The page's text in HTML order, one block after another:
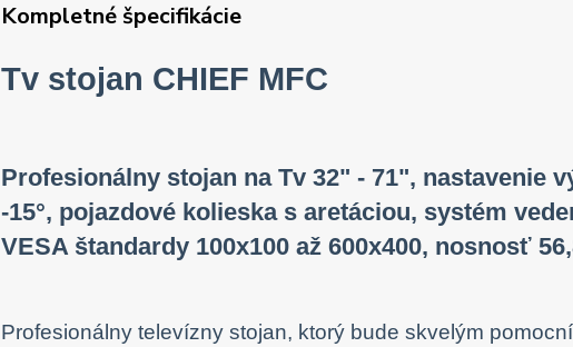
Kompletné špecifikácie
Tv stojan CHIEF MFC
Profesionálny stojan na Tv 32" - 71", nastavenie
-15°, pojazdové kolieska s aretáciou, systém
VESA štandardy 100x100 až 600x400, nosnosť
Profesionálny televízny stojan, ktorý bude skvelým